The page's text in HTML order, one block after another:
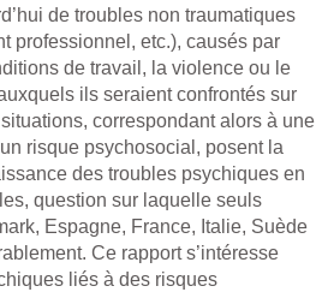
de troubles non traumatiques
professionnel, etc.), causés par
de travail, la violence ou le
ils seraient confrontés sur
correspondant alors à une
risque psychosocial, posent la
des troubles psychiques en
question sur laquelle seuls
Espagne, France, Italie, Suède
Ce rapport s’intéresse
liés à des risques